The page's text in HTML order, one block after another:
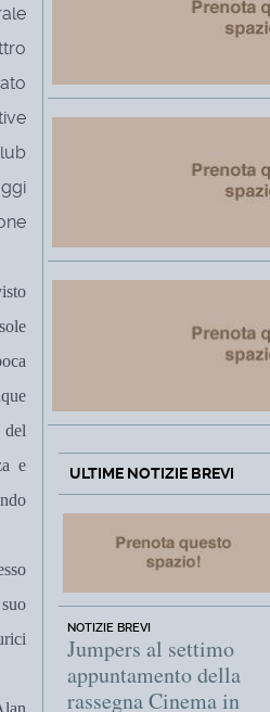
e
ULTIME NOTIZIE BREVI
NOTIZIE BREVI
Jumpers al settimo
appuntamento della
rassegna Cinema in